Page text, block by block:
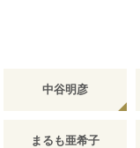
中谷明彦
まるも亜希子